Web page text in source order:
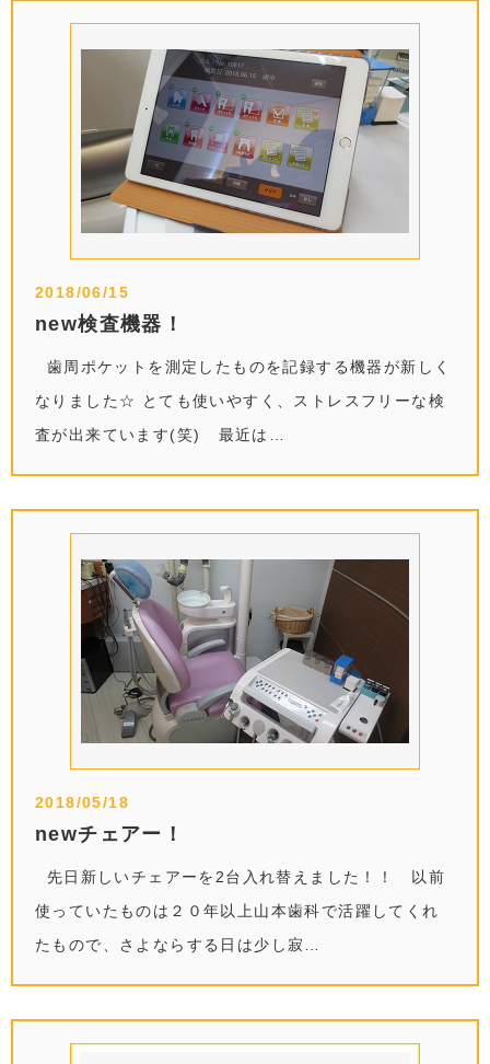
2018/06/15
new検査機器！
なりました☆ とても使いやすく、ストレスフリーな検
査が出来ています(笑) 最近は…
2018/05/18
newチェアー！
使っていたものは２０年以上山本歯科で活躍してくれ
たもので、さよならする日は少し寂…